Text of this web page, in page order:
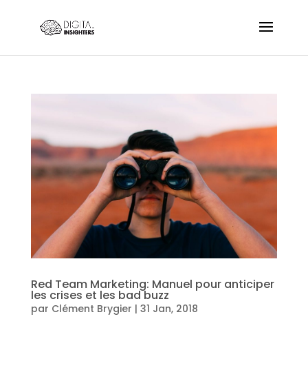
Red Team Marketing: Manuel pour anticiper
les crises et les bad buzz
par Clément Brygier | 31 Jan, 2018